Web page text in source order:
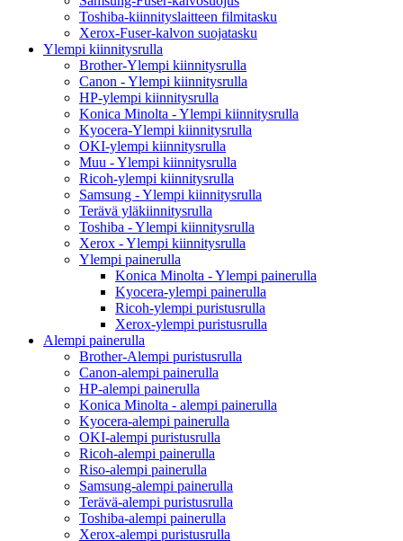
Toshiba-kiinnityslaitteen filmitasku
Xerox-Fuser-kalvon suojatasku
Ylempi kiinnitysrulla
Brother-Ylempi kiinnitysrulla
Canon - Ylempi kiinnitysrulla
HP-ylempi kiinnitysrulla
Konica Minolta - Ylempi kiinnitysrulla
Kyocera-Ylempi kiinnitysrulla
OKI-ylempi kiinnitysrulla
Muu - Ylempi kiinnitysrulla
Ricoh-ylempi kiinnitysrulla
Samsung - Ylempi kiinnitysrulla
Terävä yläkiinnitysrulla
Toshiba - Ylempi kiinnitysrulla
Xerox - Ylempi kiinnitysrulla
Ylempi painerulla
Konica Minolta - Ylempi painerulla
Kyocera-ylempi painerulla
Ricoh-ylempi puristusrulla
Xerox-ylempi puristusrulla
Alempi painerulla
Brother-Alempi puristusrulla
Canon-alempi painerulla
HP-alempi painerulla
Konica Minolta - alempi painerulla
Kyocera-alempi painerulla
OKI-alempi puristusrulla
Ricoh-alempi painerulla
Riso-alempi painerulla
Samsung-alempi painerulla
Terävä-alempi puristusrulla
Toshiba-alempi painerulla
Xerox-alempi puristusrulla